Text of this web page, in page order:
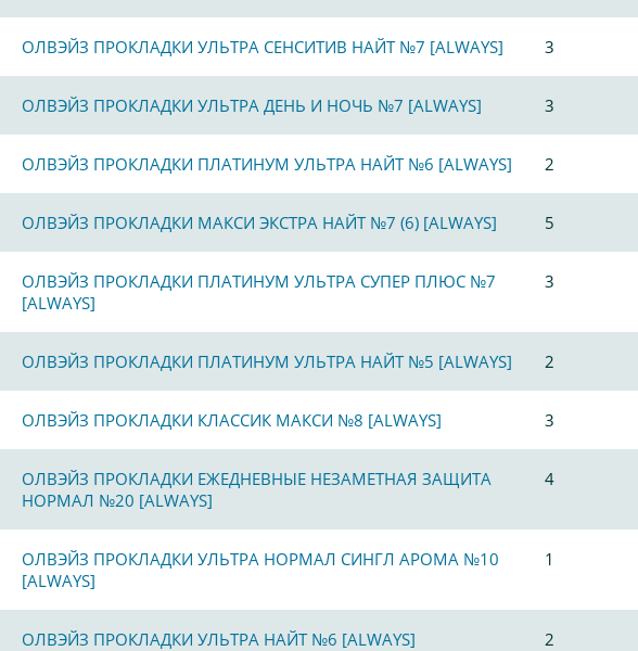
ОЛВЭЙЗ ПРОКЛАДКИ УЛЬТРА СЕНСИТИВ НАЙТ №7 [ALWAYS] 3
ОЛВЭЙЗ ПРОКЛАДКИ УЛЬТРА ДЕНЬ И НОЧЬ №7 [ALWAYS] 3
ОЛВЭЙЗ ПРОКЛАДКИ ПЛАТИНУМ УЛЬТРА НАЙТ №6 [ALWAYS] 2
ОЛВЭЙЗ ПРОКЛАДКИ МАКСИ ЭКСТРА НАЙТ №7 (6) [ALWAYS] 5
ОЛВЭЙЗ ПРОКЛАДКИ ПЛАТИНУМ УЛЬТРА СУПЕР ПЛЮС №7
[ALWAYS]
3
ОЛВЭЙЗ ПРОКЛАДКИ ПЛАТИНУМ УЛЬТРА НАЙТ №5 [ALWAYS] 2
ОЛВЭЙЗ ПРОКЛАДКИ КЛАССИК МАКСИ №8 [ALWAYS] 3
ОЛВЭЙЗ ПРОКЛАДКИ ЕЖЕДНЕВНЫЕ НЕЗАМЕТНАЯ ЗАЩИТА
НОРМАЛ №20 [ALWAYS]
4
ОЛВЭЙЗ ПРОКЛАДКИ УЛЬТРА НОРМАЛ СИНГЛ АРОМА №10
[ALWAYS]
1
ОЛВЭЙЗ ПРОКЛАДКИ УЛЬТРА НАЙТ №6 [ALWAYS] 2